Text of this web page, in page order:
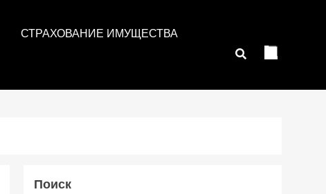
СТРАХОВАНИЕ ИМУЩЕСТВА
Поиск